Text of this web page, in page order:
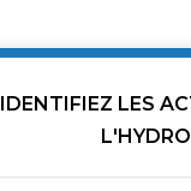
IDENTIFIEZ LES